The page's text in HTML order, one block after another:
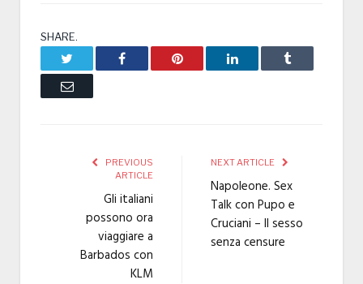
SHARE.
Facebook Pinterest LinkedIn Tumblr
Email
PREVIOUS
ARTICLE
Gli italiani
possono ora
viaggiare a
Barbados con
KLM
NEXT ARTICLE
Napoleone. Sex
Talk con Pupo e
Cruciani – Il sesso
senza censure